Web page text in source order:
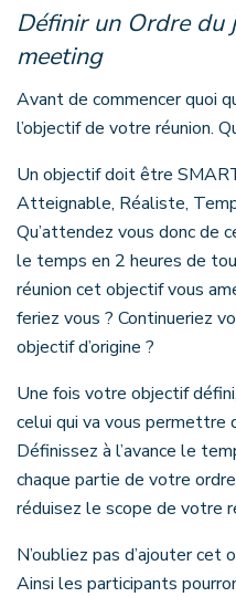
Définir un Ordre du
meeting
Avant de commencer quoi
l’objectif de votre réunion.
Un objectif doit être
Atteignable, Réaliste,
Qu’attendez vous donc de
le temps en 2 heures de
réunion cet objectif vous
feriez vous ? Continueriez
objectif d’origine ?
Une fois votre objectif
celui qui va vous permettre
Définissez à l’avance le
chaque partie de votre
réduisez le scope de votre
N’oubliez pas d’ajouter cet
Ainsi les participants